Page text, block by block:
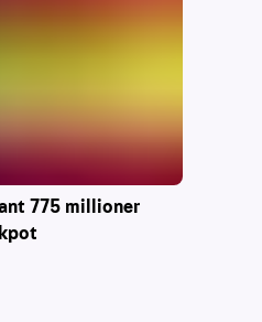
775 millioner